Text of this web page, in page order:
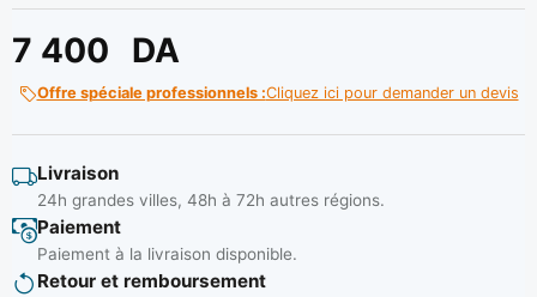
7 400 DA
Offre spéciale professionnels :Cliquez ici pour demander un devis
Livraison
24h grandes villes, 48h à 72h autres régions.
Paiement
Paiement à la livraison disponible.
Retour et remboursement